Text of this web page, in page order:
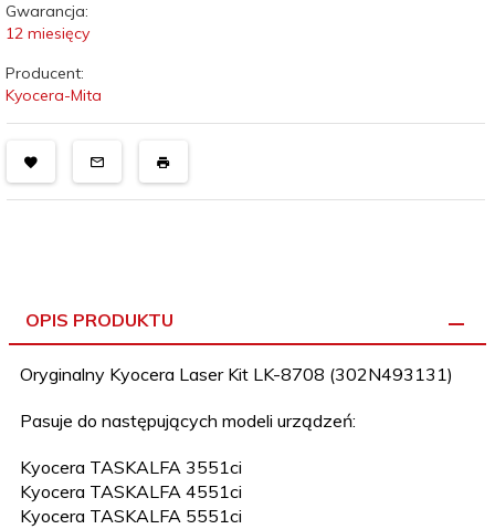
Gwarancja:
12 miesięcy
Producent:
Kyocera-Mita
OPIS PRODUKTU
Oryginalny Kyocera Laser Kit LK-8708 (302N493131)
Pasuje do następujących modeli urządzeń:
Kyocera TASKALFA 3551ci
Kyocera TASKALFA 4551ci
Kyocera TASKALFA 5551ci